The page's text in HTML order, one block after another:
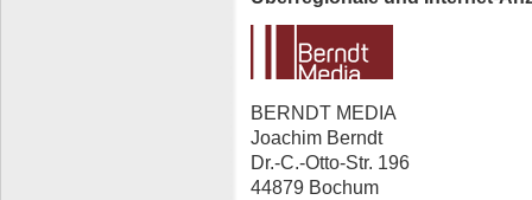
BERNDT MEDIA
Joachim Berndt
Dr.-C.-Otto-Str. 196
44879 Bochum